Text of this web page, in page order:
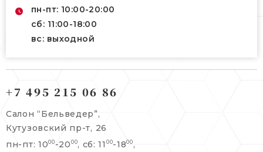
пн-пт: 10:00-20:00
сб: 11:00-18:00
вс: выходной
info@belveder-e.ru
Берсеневский переулок, 3/10с7
+7 495 477 45 43
info@belveder-e.ru
+7 495 215 06 86
Салон “Бельведер”,
Кутузовский пр-т, 26
пн-пт: 1000 -20 00, сб: 11 00-1800 ,